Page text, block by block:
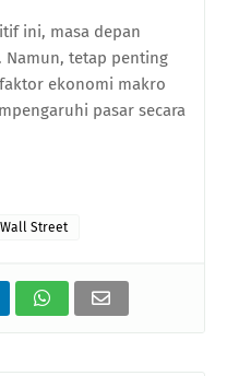
ini, masa depan
Namun, tetap penting
ekonomi makro
pasar secara
Wall Street